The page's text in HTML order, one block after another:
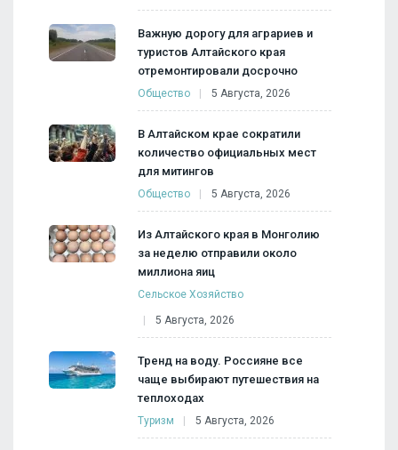
Важную дорогу для аграриев и
туристов Алтайского края
отремонтировали досрочно
Общество 5 Августа, 2026
В Алтайском крае сократили
количество официальных мест
для митингов
Общество 5 Августа, 2026
Из Алтайского края в Монголию
за неделю отправили около
миллиона яиц
Сельское Хозяйство
5 Августа, 2026
Тренд на воду. Россияне все
чаще выбирают путешествия на
теплоходах
Туризм 5 Августа, 2026